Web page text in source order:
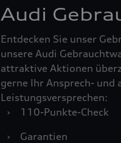
Audi
Entdecken Sie unser
unsere Audi
attraktive Aktionen
gerne Ihr Ansprech- und
Leistungsversprechen:
›
110-Punkte-Check
›
Garantien